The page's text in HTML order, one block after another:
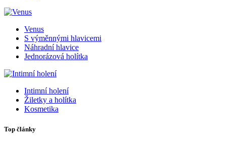
Venus
S výměnnými hlavicemi
Náhradní hlavice
Jednorázová holítka
Intimní holení
Žiletky a holítka
Kosmetika
Top články